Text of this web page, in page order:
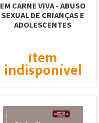
EM CARNE VIVA - ABUSO
SEXUAL DE CRIANÇAS E
ADOLESCENTES
item
indisponível